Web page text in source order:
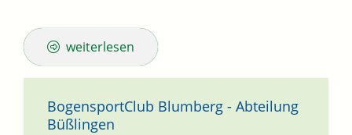
weiterlesen
BogensportClub Blumberg - Abteilung
Büßlingen